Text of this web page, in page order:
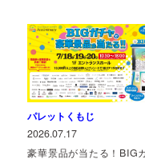
パレットくもじ
2026.07.17
豪華景品が当たる！BIG